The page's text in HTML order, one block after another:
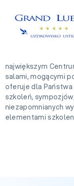
największym
salami, mogącymi
oferuje dla Państwa
szkoleń,
niezapomnianych
elementami